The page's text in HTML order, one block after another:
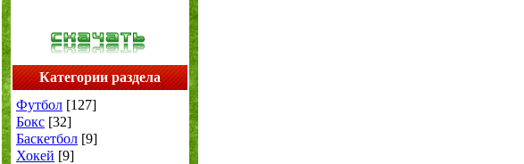
Категории раздела
Футбол [127]
Бокс [32]
Баскетбол [9]
Хокей [9]